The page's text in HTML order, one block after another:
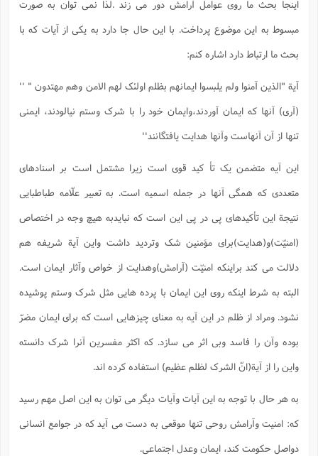
اینجا بحث ما روی عوامل آرامش دور می زند .لذا نمی توان به صورت
مبسوط به این موضوع پرداخت. با این حال جا دارد به یکی از آیات که با
بحث ما ارتباط دارد اشاره کنم:
آیة "الذین آمنوا ولم یلبسوا ایمانهم بظلم اولئک لهم الامن وهم مهتدون " ''
(آری) آنها که ایمان آوردند،وایمان خود را با شرک وستم نیالودند، ایمنی
تنها از آن آنهاست وآنها هدایت یافتگانند''
این آیه متضمن یک تأ کید قوی است زیرا مشتمل است بر اسنادهای
متعددی که همگی آنها در جمله اسمیه است. به تعبیر علّامه طباطبایی
نتیجة این تأکیدهای پی در پی این است که نبایدبه هیچ وجه در اختصاص
(امنیّت)و(هدایت)برای مؤمنین شک وتردید داشت واین آیة شریفه هم
دلالت می کند براینکه امنیّت (آرامش)وهدایت از خواص وآثار ایمان است.
البته به شرط اینکه روی این ایمان با پرده هایی مثل شرک وستم پوشیده
نشود. ومراد از ظلم در این آیه به معنای چیزهایی است که برای ایمان مضرّ
بوده وآن را فاسد وبی اثر می سازد. که اکثر مفسرین آنرا شرک دانسته
واین را از آیة(انّ الشرک لظلم عظیم) استفاده کرده اند.
به هر حال با توجه به این آیات وآیات دیگر می توان به این اصل مهم رسید
که: امنیت وآرامش روحی تنها موقعی به دست می آید که در جوامع انسانی
دواصل حکومت کند، ایمان وعدل اجتماعی.